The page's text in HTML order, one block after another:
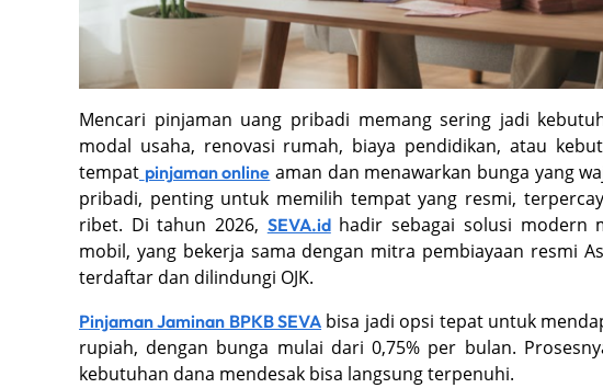
Mencari pinjaman uang pribadi memang sering jadi
modal usaha, renovasi rumah, biaya pendidikan, atau
tempat pinjaman online aman dan menawarkan bunga yang
pribadi, penting untuk memilih tempat yang resmi,
ribet. Di tahun 2026, SEVA.idhadir sebagai solusi modern
mobil, yang bekerja sama dengan mitra pembiayaan resmi
terdaftar dan dilindungi OJK.
Pinjaman Jaminan BPKB SEVA bisa jadi opsi tepat untuk
rupiah, dengan bunga mulai dari 0,75% per bulan.
kebutuhan dana mendesak bisa langsung terpenuhi.